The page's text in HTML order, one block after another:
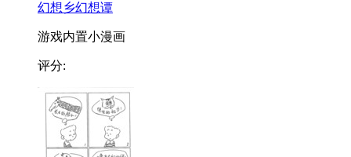
幻想乡幻想谭
游戏内置小漫画
评分: